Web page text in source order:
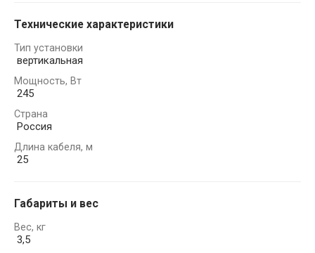
Технические характеристики
Тип установки
вертикальная
Мощность, Вт
245
Страна
Россия
Длина кабеля, м
25
Габариты и вес
Вес, кг
3,5